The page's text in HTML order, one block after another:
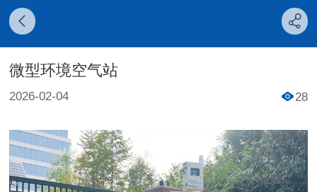
微型环境空气站
2026-02-04 28